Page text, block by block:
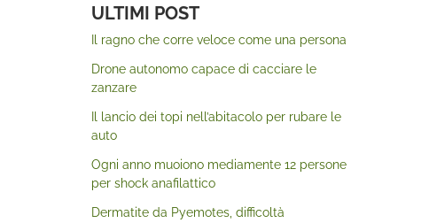
ULTIMI POST
Il ragno che corre veloce come una persona
Drone autonomo capace di cacciare le
zanzare
Il lancio dei topi nell’abitacolo per rubare le
auto
Ogni anno muoiono mediamente 12 persone
per shock anafilattico
Dermatite da Pyemotes, difficoltà